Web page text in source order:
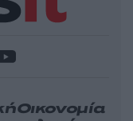
Οικονομία